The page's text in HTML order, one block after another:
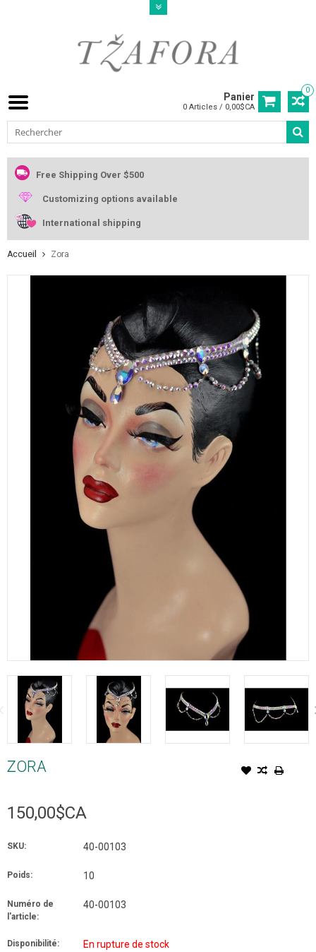
0
Panier
0 Articles / 0,00$CA
Free Shipping Over $500
Customizing options available
International shipping
Accueil Zora
ZORA
150,00$CA
SKU: 40-00103
Poids: 10
Numéro de
l'article:
40-00103
Disponibilité: En rupture de stock